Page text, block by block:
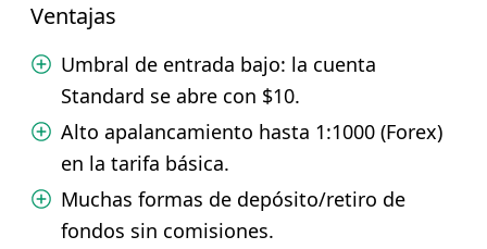
Ventajas
Umbral de entrada bajo: la cuenta
Standard se abre con $10.
Alto apalancamiento hasta 1:1000 (Forex)
en la tarifa básica.
Muchas formas de depósito/retiro de
fondos sin comisiones.